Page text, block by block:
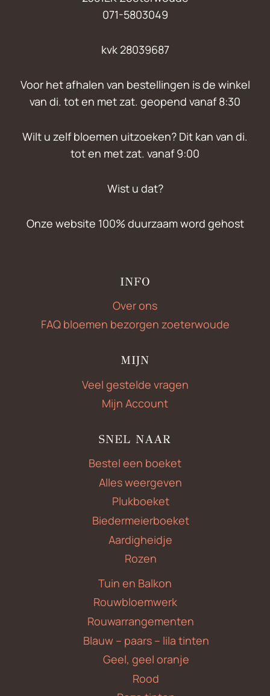
071-5803049
kvk 28039687
Voor het afhalen van bestellingen is de winkel
van di. tot en met zat. geopend vanaf 8:30
Wilt u zelf bloemen uitzoeken? Dit kan van di.
tot en met zat. vanaf 9:00
Wist u dat?
Onze website 100% duurzaam word gehost
INFO
Over ons
FAQ bloemen bezorgen zoeterwoude
MIJN
Veel gestelde vragen
Mijn Account
SNEL NAAR
Bestel een boeket
Alles weergeven
Plukboeket
Biedermeierboeket
Aardigheidje
Rozen
Tuin en Balkon
Rouwbloemwerk
Rouwarrangementen
Blauw – paars – lila tinten
Geel, geel oranje
Rood